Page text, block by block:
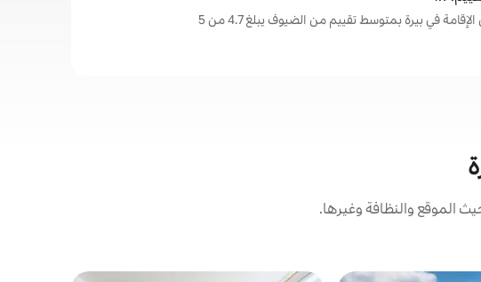
في بيرة بمتوسط تقييم من الضيوف يبلغ 4.7 من 5
الموقع والنظافة وغيرها.